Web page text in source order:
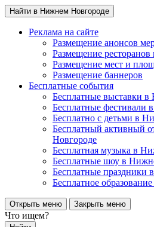
Найти в Нижнем Новгороде
Реклама на сайте
Размещение анонсов
Размещение ресторанов
Размещение мест и
Размещение баннеров
Бесплатные события
Бесплатные выставки
Бесплатные фестивали
Бесплатно с детьми в
Бесплатный активный
Новгороде
Бесплатная музыка в
Бесплатные шоу в
Бесплатные праздники
Бесплатное
Открыть меню Закрыть меню
Что ищем?